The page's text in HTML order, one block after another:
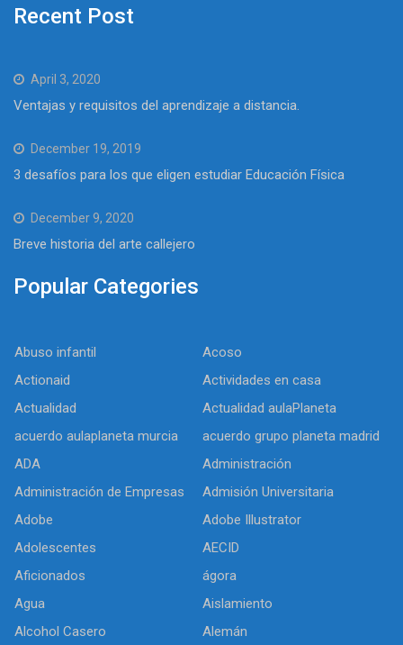
Recent Post
April 3, 2020
Ventajas y requisitos del aprendizaje a distancia.
December 19, 2019
3 desafíos para los que eligen estudiar Educación Física
December 9, 2020
Breve historia del arte callejero
Popular Categories
Abuso infantil
Acoso
Actionaid
Actividades en casa
Actualidad
Actualidad aulaPlaneta
acuerdo aulaplaneta murcia
acuerdo grupo planeta madrid
ADA
Administración
Administración de Empresas
Admisión Universitaria
Adobe
Adobe Illustrator
Adolescentes
AECID
Aficionados
ágora
Agua
Aislamiento
Alcohol Casero
Alemán